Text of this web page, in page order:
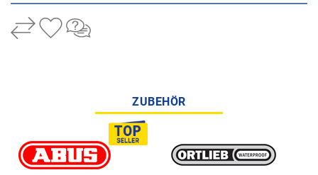
ZUBEHÖR